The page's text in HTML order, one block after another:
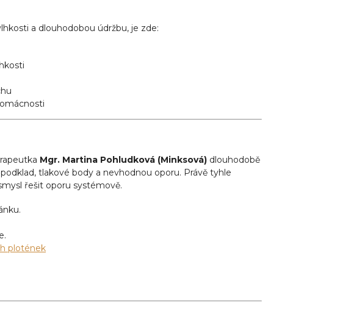
a dlouhodobou údržbu, je zde:
Mgr. Martina Pohludková (Minksová) dlouhodobě
tlakové body a nevhodnou oporu. Právě tyhle
řešit oporu systémově.
plotének